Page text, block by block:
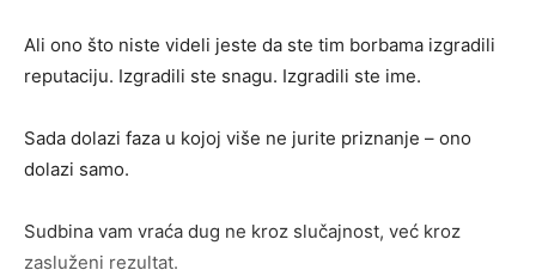
Ali ono što niste videli jeste da ste tim borbama izgradili
reputaciju. Izgradili ste snagu. Izgradili ste ime.
Sada dolazi faza u kojoj više ne jurite priznanje – ono
dolazi samo.
Sudbina vam vraća dug ne kroz slučajnost, već kroz
zasluženi rezultat.